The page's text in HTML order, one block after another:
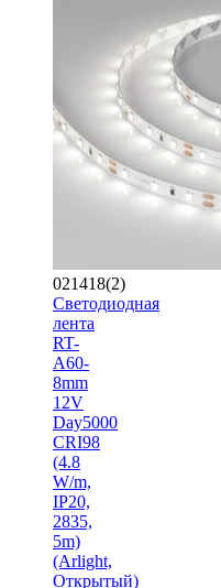
021418(2)
Светодиодная
лента
RT-
A60-
8mm
12V
Day5000
CRI98
(4.8
W/m,
IP20,
2835,
5m)
(Arlight,
Открытый)